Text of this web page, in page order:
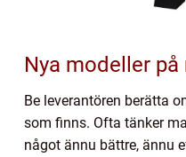
Nya modeller på
Be leverantören berätta
som finns. Ofta tänker
något ännu bättre, ännu